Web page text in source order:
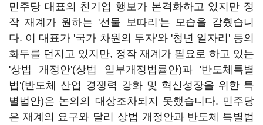
민주당 대표의 친기업 행보가 본격화하고 있지만 정
작 재계가 원하는 '선물 보따리'는 모습을 감췄습니
다. 이 대표가 '국가 차원의 투자'와 '청년 일자리' 등의
화두를 던지고 있지만, 정작 재계가 필요로 하고 있는
'상법 개정안'(상법 일부개정법률안)과 '반도체특별
법'(반도체 산업 경쟁력 강화 및 혁신성장을 위한 특
별법안)은 논의의 대상조차되지 못했습니다. 민주당
은 재계의 요구와 달리 상법 개정안과 반도체 특별법